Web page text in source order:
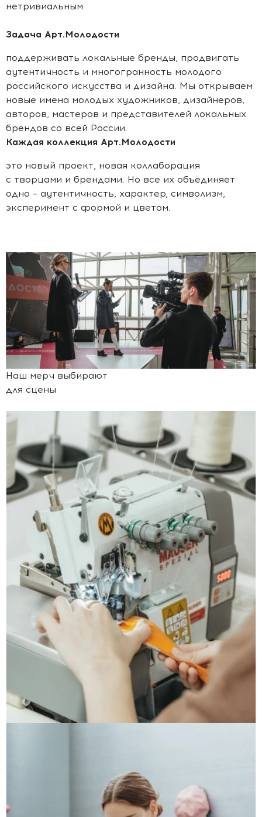
нетривиальным
Задача Арт.Молодости
поддерживать локальные бренды, продвигать
аутентичность и многогранность молодого
российского искусства и дизайна. Мы открываем
новые имена молодых художников, дизайнеров,
авторов, мастеров и представителей локальных
брендов со всей России.
Каждая коллекция Арт.Молодости
это новый проект, новая коллаборация
с творцами и брендами. Но все их объединяет
одно – аутентичность, характер, символизм,
эксперимент с формой и цветом.
Наш мерч выбирают
для сцены